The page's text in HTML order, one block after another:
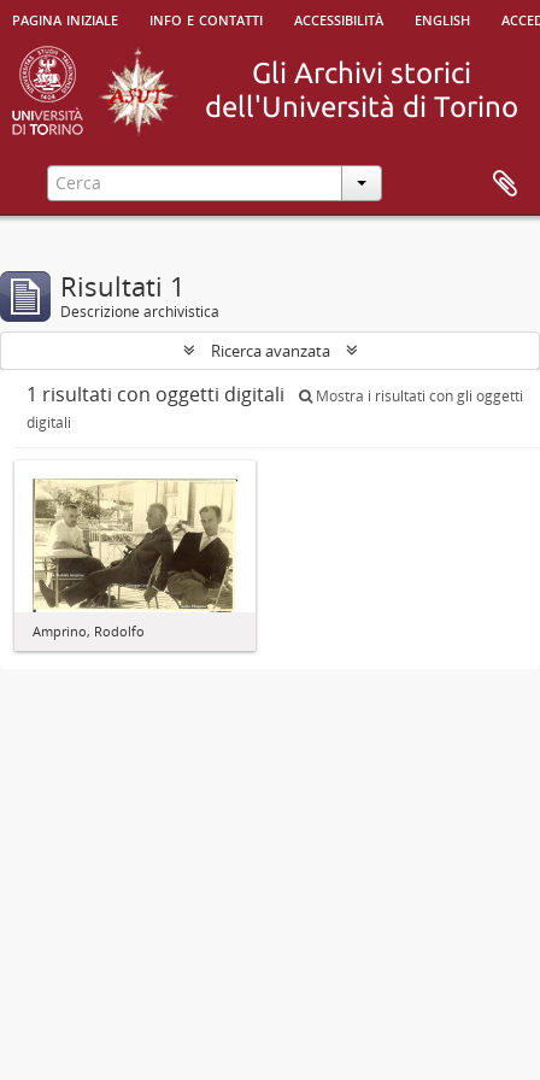
pagina iniziale info e contatti accessibilità english
Risultati 1
Descrizione archivistica
Ricerca avanzata
1 risultati con oggetti digitali
Mostra i risultati con gli oggetti
digitali
Amprino, Rodolfo